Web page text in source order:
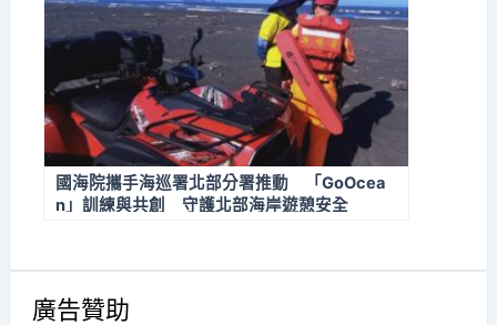
國海院攜手海巡署北部分署推動 「GoOcea
n」訓練與共創 守護北部海岸遊憩安全
廣告贊助